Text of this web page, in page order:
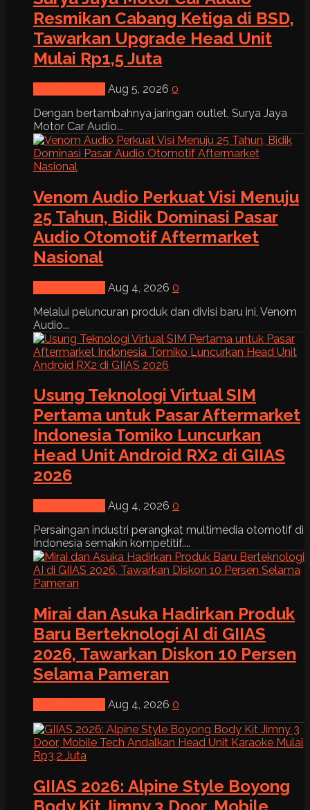
Resmikan Cabang Ketiga di BSD,
Tawarkan Upgrade Head Unit
Mulai Rp1,5 Juta
Aug 5, 2026 0
Dengan bertambahnya jaringan outlet, Surya Jaya
Motor Car Audio...
Venom Audio Perkuat Visi Menuju
25 Tahun, Bidik Dominasi Pasar
Audio Otomotif Aftermarket
Nasional
Aug 4, 2026 0
Melalui peluncuran produk dan divisi baru ini, Venom
Audio...
Usung Teknologi Virtual SIM
Pertama untuk Pasar Aftermarket
Indonesia Tomiko Luncurkan
Head Unit Android RX2 di GIIAS
2026
Aug 4, 2026 0
Persaingan industri perangkat multimedia otomotif di
Indonesia semakin kompetitif....
Mirai dan Asuka Hadirkan Produk
Baru Berteknologi AI di GIIAS
2026, Tawarkan Diskon 10 Persen
Selama Pameran
Aug 4, 2026 0
GIIAS 2026: Alpine Style Boyong